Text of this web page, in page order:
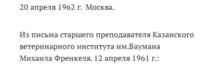
20 апреля 1962 г. Москва.
Из письма старшего преподавателя Казанского
ветеринарного института им.Баумана
Михаила Френкеля. 12 апреля 1961 г.: